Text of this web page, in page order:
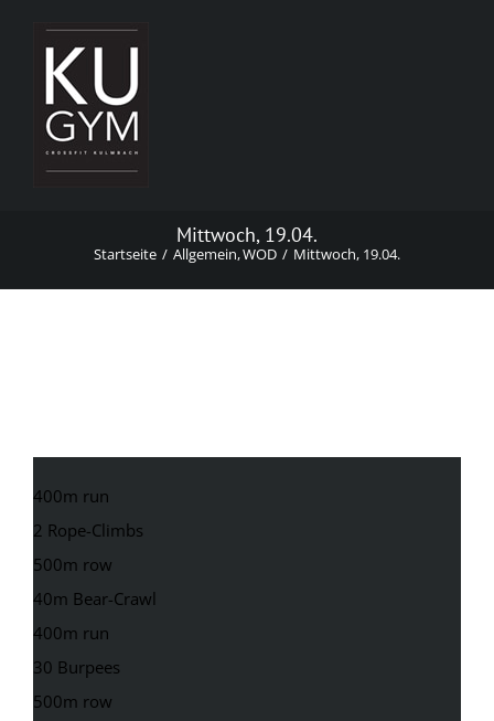
springen
Mittwoch, 19.04.
Startseite Allgemein WOD Mittwoch, 19.04.
400m run
2 Rope-Climbs
500m row
40m Bear-Crawl
400m run
30 Burpees
500m row